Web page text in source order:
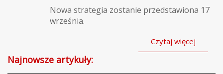
Nowa strategia zostanie przedstawiona 17
września.
Czytaj więcej
Najnowsze artykuły: